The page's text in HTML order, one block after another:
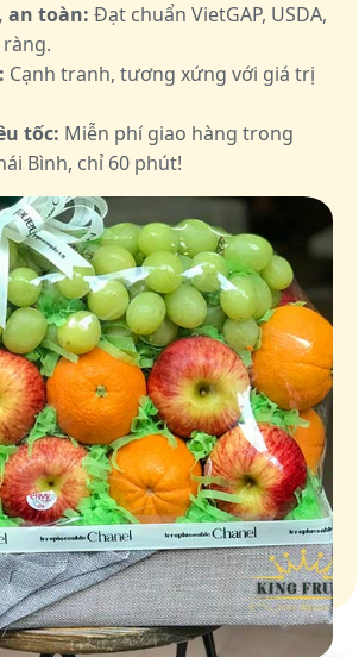
an toàn: Đạt chuẩn VietGAP, USDA,
Cạnh tranh, tương xứng với giá trị
tốc: Miễn phí giao hàng trong
Bình, chỉ 60 phút!
– Tinh hoa từ trái cây tươi ngon